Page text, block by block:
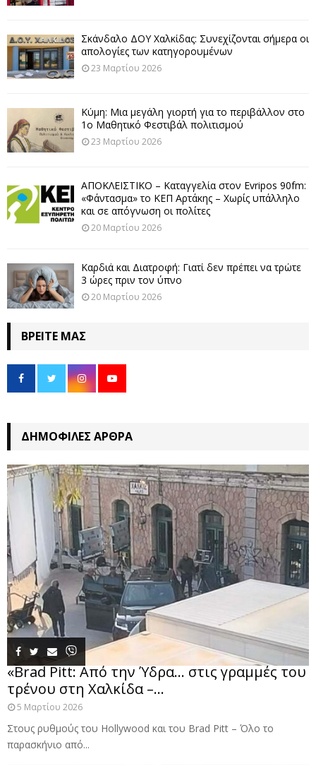
Σκάνδαλο ΔΟΥ Χαλκίδας: Συνεχίζονται σήμερα οι
απολογίες των κατηγορουμένων
23 Μαρτίου 2026
Κύμη: Μια μεγάλη γιορτή για το περιβάλλον στο
1ο Μαθητικό Φεστιβάλ πολιτισμού
23 Μαρτίου 2026
ΑΠΟΚΛΕΙΣΤΙΚΟ – Καταγγελία στον Evripos 90fm:
«Φάντασμα» το ΚΕΠ Αρτάκης – Χωρίς υπάλληλο
και σε απόγνωση οι πολίτες
20 Μαρτίου 2026
Καρδιά και Διατροφή: Γιατί δεν πρέπει να τρώτε
3 ώρες πριν τον ύπνο
20 Μαρτίου 2026
ΒΡΕΊΤΕ ΜΑΣ
ΔΗΜΟΦΙΛΈΣ ΆΡΘΡΑ
«Brad Pitt: Από την Ύδρα… στις γραμμές του
τρένου στη Χαλκίδα –...
5 Μαρτίου 2026
Στους ρυθμούς του Hollywood και του Brad Pitt – Όλο το
παρασκήνιο από...